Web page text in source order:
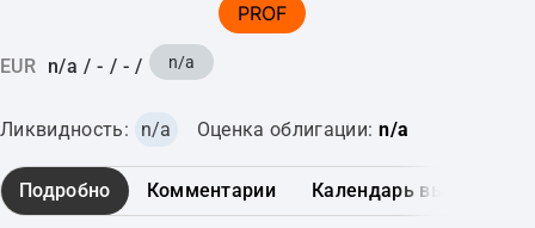
PROF
EUR n/a / - / - / n/a
Ликвидность: n/a Оценка облигации: n/a
Подробно Комментарии Календарь выплат